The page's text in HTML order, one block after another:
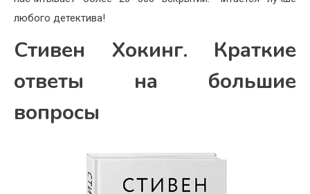
любого детектива!
Стивен Хокинг. Краткие
ответы на большие
вопросы